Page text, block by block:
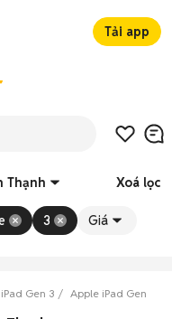
Tải app
Thạnh Xoá lọc
3 Giá
Gen 3 Apple iPad Gen 3